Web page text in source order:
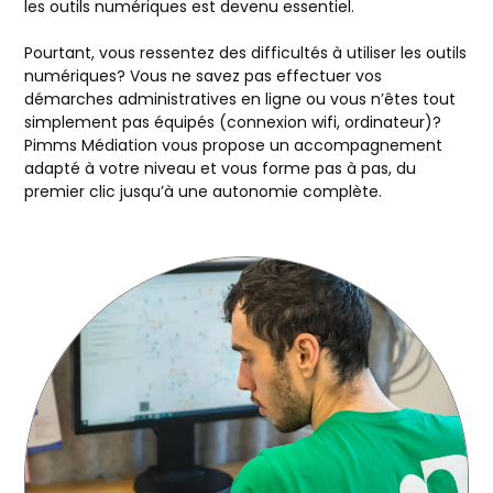
les outils numériques est devenu essentiel.
Pourtant, vous ressentez des difficultés à utiliser les outils
numériques? Vous ne savez pas effectuer vos
démarches administratives en ligne ou vous n’êtes tout
simplement pas équipés (connexion wifi, ordinateur)?
Pimms Médiation vous propose un accompagnement
adapté à votre niveau et vous forme pas à pas, du
premier clic jusqu’à une autonomie complète.